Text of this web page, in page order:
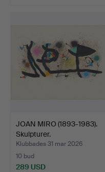
JOAN MIRO (1893-1983).
Skulpturer.
Klubbades 31 mar 2026
10 bud
289 USD